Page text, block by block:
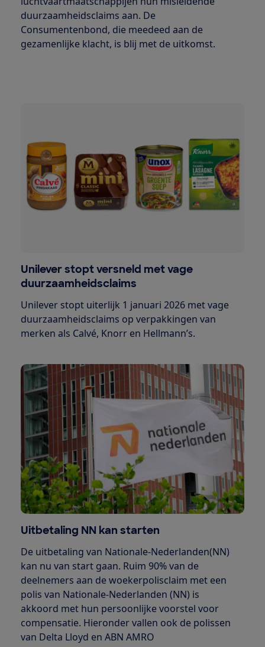
duurzaamheidsclaims aan. De
Consumentenbond, die meedeed aan de
gezamenlijke klacht, is blij met de uitkomst.
Unilever stopt versneld met vage
duurzaamheidsclaims
Unilever stopt uiterlijk 1 januari 2026 met vage
duurzaamheidsclaims op verpakkingen van
merken als Calvé, Knorr en Hellmann’s.
Uitbetaling NN kan starten
De uitbetaling van Nationale-Nederlanden(NN)
kan nu van start gaan. Ruim 90% van de
deelnemers aan de woekerpolisclaim met een
polis van Nationale-Nederlanden (NN) is
akkoord met hun persoonlijke voorstel voor
compensatie. Hieronder vallen ook de polissen
van Delta Lloyd en ABN AMRO